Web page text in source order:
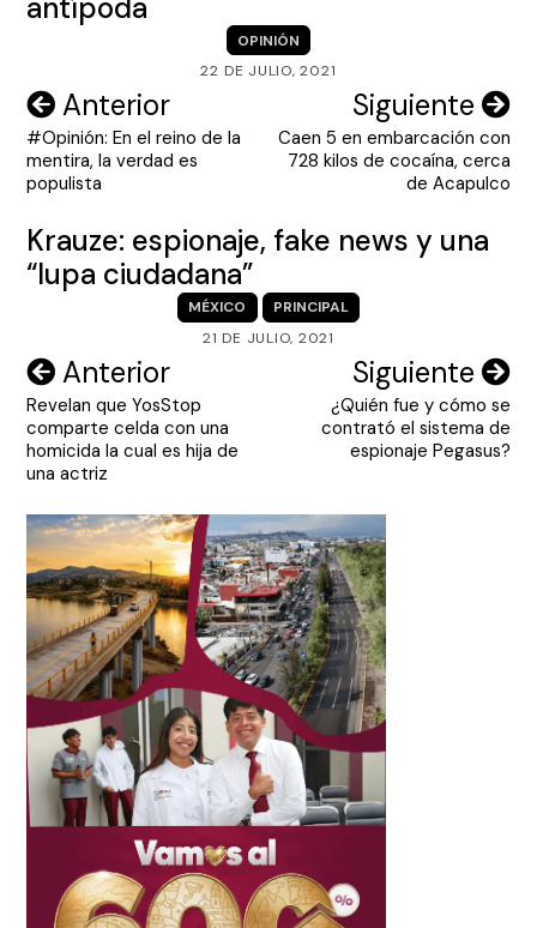
antípoda
OPINIÓN
22 DE JULIO, 2021
Navegación
de
entradas
Anterior
#Opinión: En el reino de la
mentira, la verdad es
populista
Siguiente
Caen 5 en embarcación con
728 kilos de cocaína, cerca
de Acapulco
Krauze: espionaje, fake news y una
“lupa ciudadana”
MÉXICO
PRINCIPAL
21 DE JULIO, 2021
Navegación
de
entradas
Anterior
Revelan que YosStop
comparte celda con una
homicida la cual es hija de
una actriz
Siguiente
¿Quién fue y cómo se
contrató el sistema de
espionaje Pegasus?